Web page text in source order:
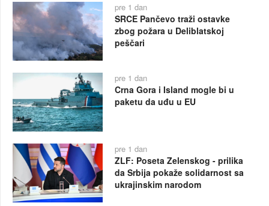
pre 1 dan
SRCE Pančevo traži ostavke
zbog požara u Deliblatskoj
peščari
pre 1 dan
Crna Gora i Island mogle bi u
paketu da uđu u EU
pre 1 dan
ZLF: Poseta Zelenskog - prilika
da Srbija pokaže solidarnost sa
ukrajinskim narodom